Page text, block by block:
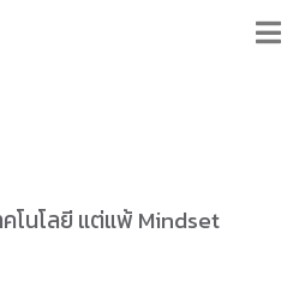
โนโลยี แต่แพ้ Mindset